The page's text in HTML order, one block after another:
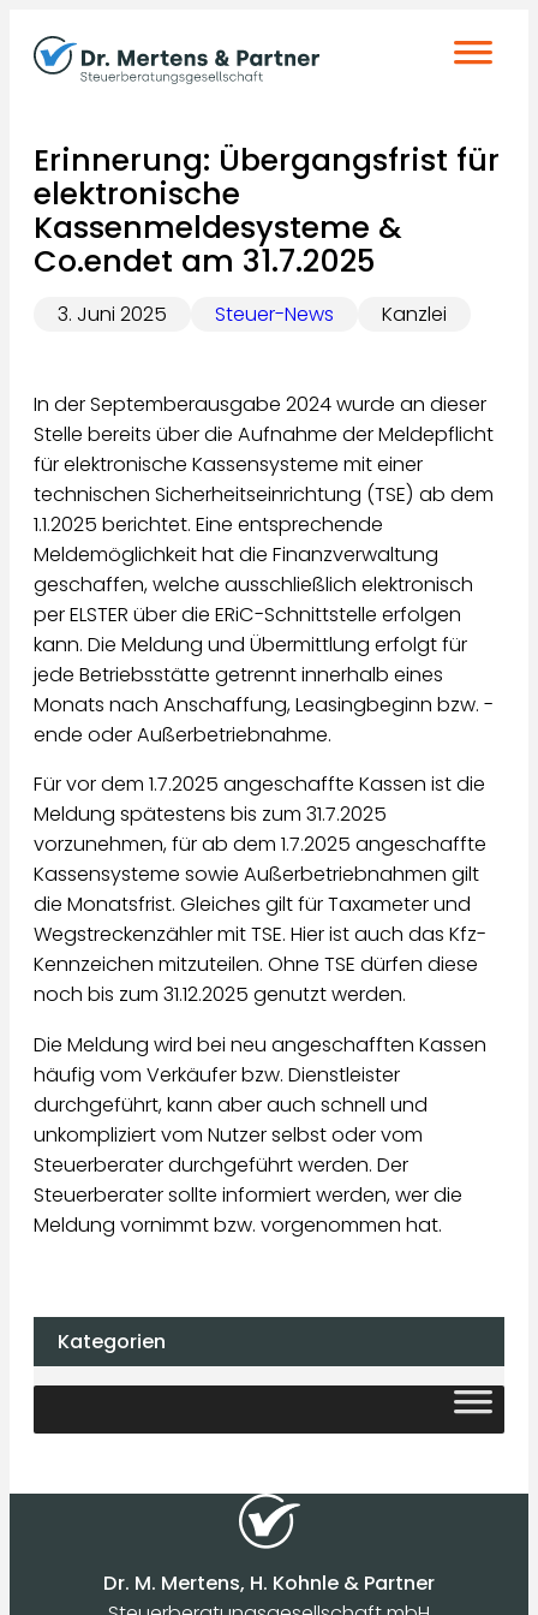
Inhalt
springen
Erinnerung: Übergangsfrist für
elektronische
Kassenmeldesysteme &
Co.endet am 31.7.2025
3. Juni 2025 Steuer-News Kanzlei
In der Septemberausgabe 2024 wurde an dieser
Stelle bereits über die Aufnahme der Meldepflicht
für elektronische Kassensysteme mit einer
technischen Sicherheitseinrichtung (TSE) ab dem
1.1.2025 berichtet. Eine entsprechende
Meldemöglichkeit hat die Finanzverwaltung
geschaffen, welche ausschließlich elektronisch
per ELSTER über die ERiC-Schnittstelle erfolgen
kann. Die Meldung und Übermittlung erfolgt für
jede Betriebsstätte getrennt innerhalb eines
Monats nach Anschaffung, Leasingbeginn bzw. -
ende oder Außerbetriebnahme.
Für vor dem 1.7.2025 angeschaffte Kassen ist die
Meldung spätestens bis zum 31.7.2025
vorzunehmen, für ab dem 1.7.2025 angeschaffte
Kassensysteme sowie Außerbetriebnahmen gilt
die Monatsfrist. Gleiches gilt für Taxameter und
Wegstreckenzähler mit TSE. Hier ist auch das Kfz-
Kennzeichen mitzuteilen. Ohne TSE dürfen diese
noch bis zum 31.12.2025 genutzt werden.
Die Meldung wird bei neu angeschafften Kassen
häufig vom Verkäufer bzw. Dienstleister
durchgeführt, kann aber auch schnell und
unkompliziert vom Nutzer selbst oder vom
Steuerberater durchgeführt werden. Der
Steuerberater sollte informiert werden, wer die
Meldung vornimmt bzw. vorgenommen hat.
Kategorien
Dr. M. Mertens, H. Kohnle & Partner